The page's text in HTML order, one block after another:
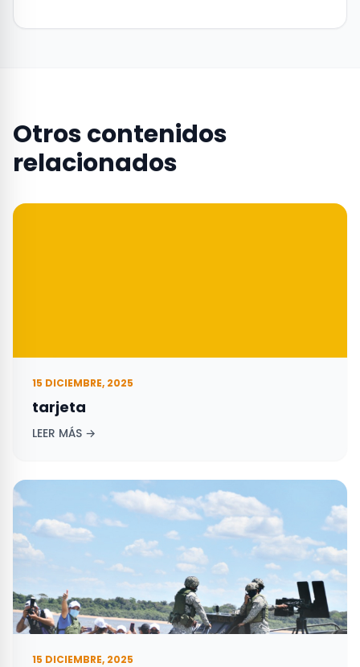
Otros contenidos
relacionados
15 DICIEMBRE, 2025
tarjeta
LEER MÁS →
15 DICIEMBRE, 2025